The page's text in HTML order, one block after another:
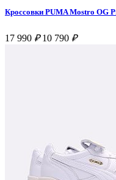
Кроссовки PUMA Mostro OG
17 990 ₽ 10 790 ₽